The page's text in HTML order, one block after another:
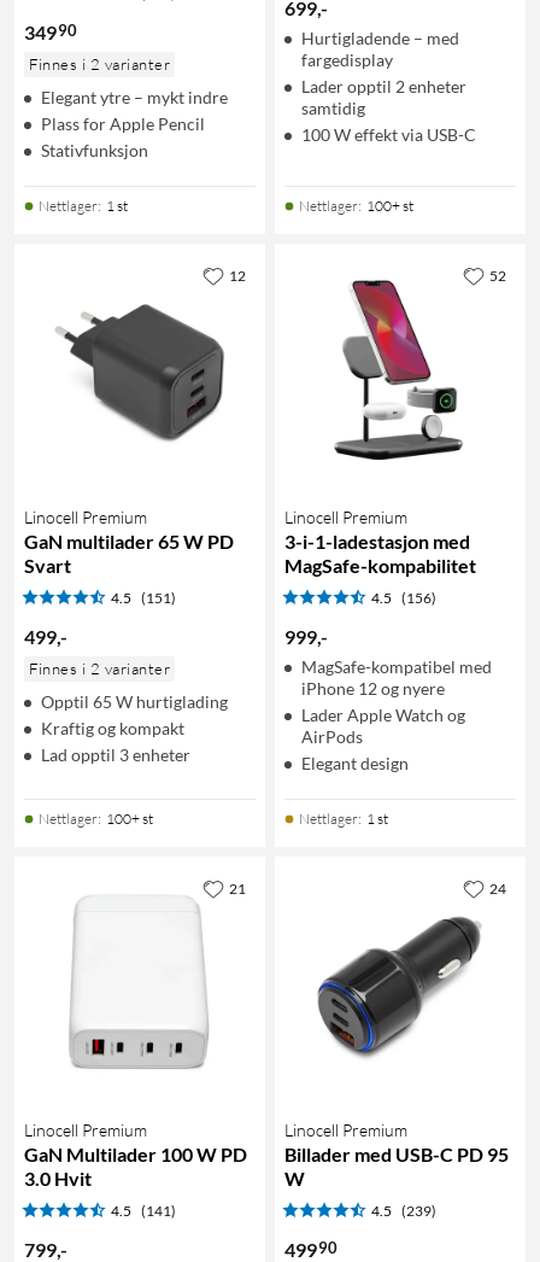
34990
Finnes i 2 varianter
Elegant ytre – mykt indre
Plass for Apple Pencil
Stativfunksjon
Nettlager: 1 st
699,-
Hurtigladende – med
fargedisplay
Lader opptil 2 enheter
samtidig
100 W effekt via USB-C
Nettlager: 100+ st
Linocell Premium
GaN multilader 65 W PD
Svart
4.5 (151)
499,-
Finnes i 2 varianter
Opptil 65 W hurtiglading
Kraftig og kompakt
Lad opptil 3 enheter
Nettlager: 100+ st
12
Linocell Premium
3-i-1-ladestasjon med
MagSafe-kompabilitet
4.5 (156)
999,-
MagSafe-kompatibel med
iPhone 12 og nyere
Lader Apple Watch og
AirPods
Elegant design
Nettlager: 1 st
52
Linocell Premium
GaN Multilader 100 W PD
3.0 Hvit
4.5 (141)
799,-
21
Linocell Premium
Billader med USB-C PD 95
W
4.5 (239)
49990
24